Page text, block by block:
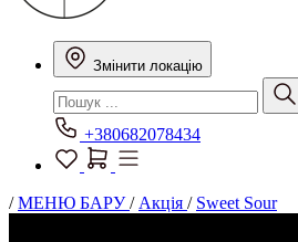
Змінити локацію
+380682078434
/МЕНЮ БАРУ/ Акція / Sweet Sour